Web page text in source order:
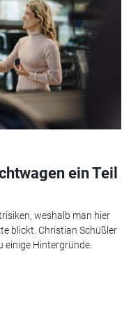
ein Teil
weshalb man hier
blickt. Christian Schüßler
einige Hintergründe.